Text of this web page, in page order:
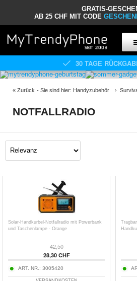
GRATIS-
AB 25 CHF MIT CODE
30 TAGE
« Zurück - Sie sind hier: Handyzubehör
NOTFALLRADIO
Solar-Handkurbel-Notfallradio mit Powerbank
und Taschenlampe - Orange
42,50
28,30 CHF
ART. NR.: 3005420